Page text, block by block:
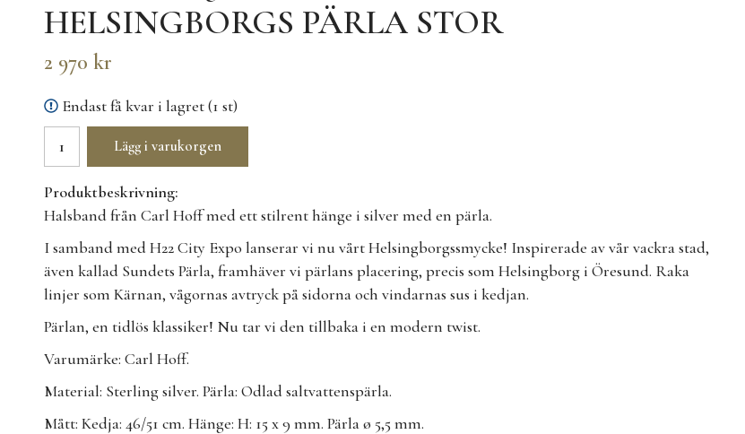
HELSINGBORGS PÄRLA STOR
2 970 kr
Endast få kvar i lagret (1 st)
Lägg i varukorgen
Produktbeskrivning:
Halsband från Carl Hoff med ett stilrent hänge i silver med en pärla.
I samband med H22 City Expo lanserar vi nu vårt Helsingborgssmycke! Inspirerade av vår vackra stad,
även kallad Sundets Pärla, framhäver vi pärlans placering, precis som Helsingborg i Öresund. Raka
linjer som Kärnan, vågornas avtryck på sidorna och vindarnas sus i kedjan.
Pärlan, en tidlös klassiker! Nu tar vi den tillbaka i en modern twist.
Varumärke: Carl Hoff.
Material: Sterling silver. Pärla: Odlad saltvattenspärla.
Mått: Kedja: 46/51 cm. Hänge: H: 15 x 9 mm. Pärla ø 5,5 mm.